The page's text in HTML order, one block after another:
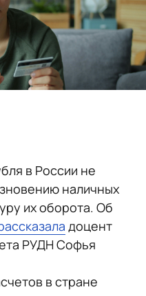
в России не
наличных
их оборота. Об
доцент
РУДН Софья
в стране